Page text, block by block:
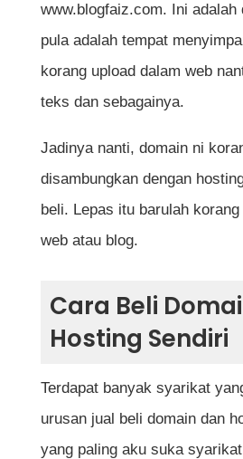
www.blogfaiz.com. Ini adalah
pula adalah tempat
korang upload dalam web
teks dan sebagainya.
Jadinya nanti, domain ni
disambungkan dengan
beli. Lepas itu barulah
web atau blog.
Cara Beli
Hosting Sendiri
Terdapat banyak syarikat
urusan jual beli domain dan
yang paling aku suka